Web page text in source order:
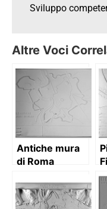
Sviluppo
Altre Voci
Antiche mura
di Roma